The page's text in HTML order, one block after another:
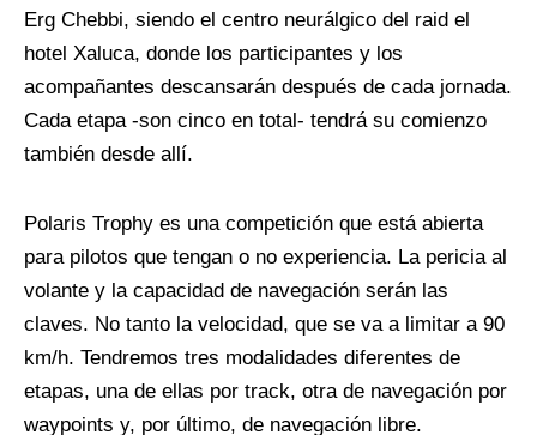
Erg Chebbi, siendo el centro neurálgico del raid el
hotel Xaluca, donde los participantes y los
acompañantes descansarán después de cada jornada.
Cada etapa -son cinco en total- tendrá su comienzo
también desde allí.
Polaris Trophy es una competición que está abierta
para pilotos que tengan o no experiencia. La pericia al
volante y la capacidad de navegación serán las
claves. No tanto la velocidad, que se va a limitar a 90
km/h. Tendremos tres modalidades diferentes de
etapas, una de ellas por track, otra de navegación por
waypoints y, por último, de navegación libre.